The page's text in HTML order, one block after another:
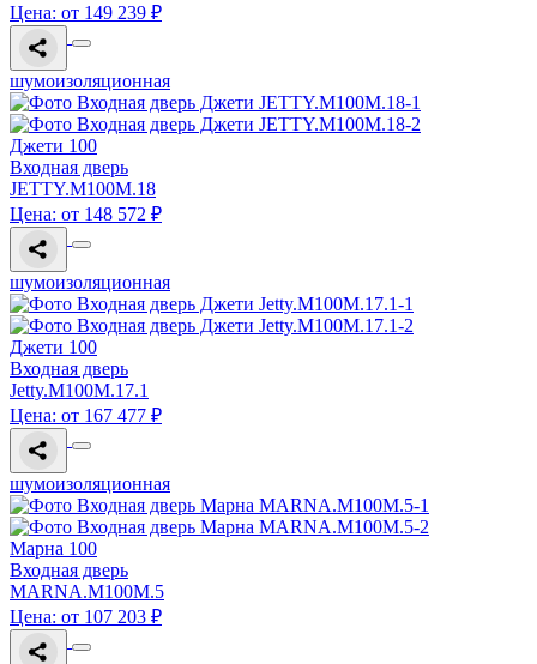
Цена: от 149 239 ₽
шумоизоляционная
Джети 100
Входная дверь
JETTY.M100M.18
Цена: от 148 572 ₽
шумоизоляционная
Джети 100
Входная дверь
Jetty.M100M.17.1
Цена: от 167 477 ₽
шумоизоляционная
Марна 100
Входная дверь
MARNA.M100M.5
Цена: от 107 203 ₽